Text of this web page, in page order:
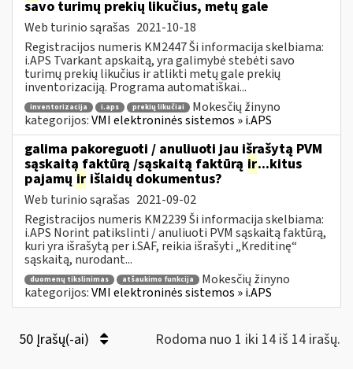
savo turimų prekių likučius, metų gale
Web turinio sąrašas 2021-10-18
Registracijos numeris KM2447 Ši informacija skelbiama:
i.APS Tvarkant apskaitą, yra galimybė stebėti savo
turimų prekių likučius ir atlikti metų gale prekių
inventorizaciją. Programa automatiškai...
inventorizacija i.aps prekių likučiai
Mokesčių žinyno
kategorijos:VMI elektroninės sistemos » i.APS
galima pakoreguoti / anuliuoti jau išrašytą PVM
sąskaitą faktūrą /sąskaitą faktūrą ir...kitus
pajamų ir išlaidų dokumentus?
Web turinio sąrašas 2021-09-02
Registracijos numeris KM2239 Ši informacija skelbiama:
i.APS Norint patikslinti / anuliuoti PVM sąskaitą faktūrą,
kuri yra išrašytą per i.SAF, reikia išrašyti „Kreditinę“
sąskaitą, nurodant...
duomenų tikslinimas atšaukimo funkcija
Mokesčių žinyno
kategorijos:VMI elektroninės sistemos » i.APS
50 Įrašų(-ai) Rodoma nuo 1 iki 14 iš 14 irašų.